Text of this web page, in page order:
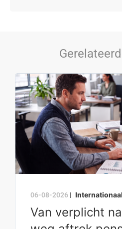
Gerelateerd
06-08-2026 | Internationaal
Van verplicht